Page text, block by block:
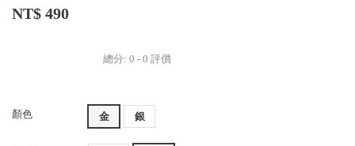
NT$ 490
總分: 0 - 0 評價
顏色 金 銀